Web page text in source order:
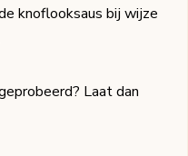
knoflooksaus bij wijze
Laat dan